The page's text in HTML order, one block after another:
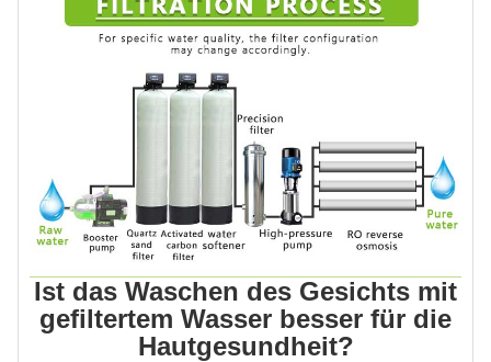
Ist das Waschen des Gesichts mit
gefiltertem Wasser besser für die
Hautgesundheit?